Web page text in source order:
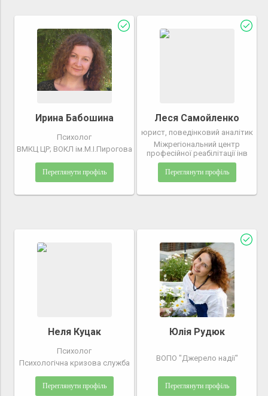
Ирина Бабошина
Психолог
ВМКЦ ЦР; ВОКЛ ім.М.І.Пирогова
Переглянути профіль
Леся Самойленко
юрист, поведінковий аналітик
Міжрегіональний центр
професійної реабілітації інв
Переглянути профіль
Неля Куцак
Психолог
Психологічна кризова служба
Переглянути профіль
Юлія Рудюк
ВОПО "Джерело надії"
Переглянути профіль